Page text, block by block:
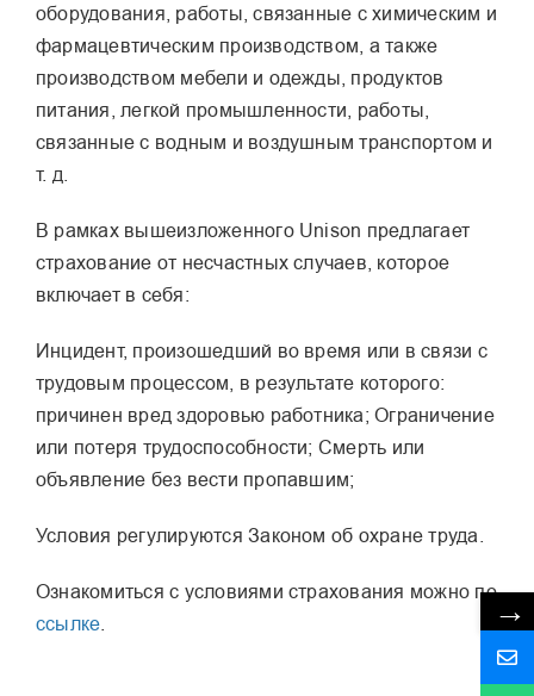
оборудования, работы, связанные с химическим и
фармацевтическим производством, а также
производством мебели и одежды, продуктов
питания, легкой промышленности, работы,
связанные с водным и воздушным транспортом и
т. д.
В рамках вышеизложенного Unison предлагает
страхование от несчастных случаев, которое
включает в себя:
Инцидент, произошедший во время или в связи с
трудовым процессом, в результате которого:
причинен вред здоровью работника; Ограничение
или потеря трудоспособности; Смерть или
объявление без вести пропавшим;
Условия регулируются Законом об охране труда.
Ознакомиться с условиями страхования можно по
ссылке. →